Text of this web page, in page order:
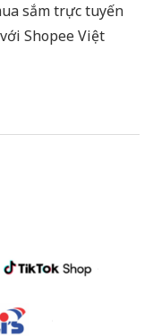
sắm trực tuyến
Shopee Việt